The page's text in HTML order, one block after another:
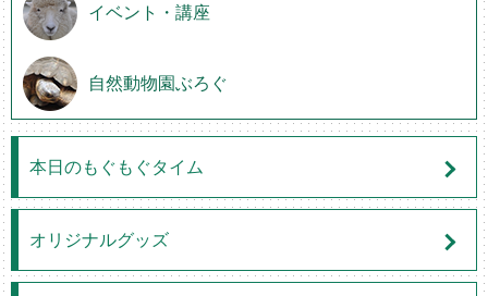
イベント・講座
自然動物園ぶろぐ
本日のもぐもぐタイム
オリジナルグッズ